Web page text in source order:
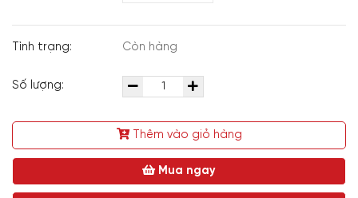
Tình trạng: Còn hàng
Số lượng:
Thêm vào giỏ hàng
Mua ngay